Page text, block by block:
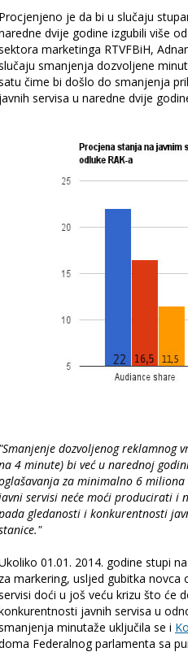
Procjenjeno je da bi u slučaju
dvije godine izgubili više
marketinga RTVFBiH,
smanjenja dozvoljene
čime bi došlo do smanjenja
javnih servisa u naredne dvije
"Smanjenje dozvoljenog reklamnog
4 minute) bi već u narednoj
za minimalno 6
servisi neće moći producirati i
gledanosti i konkurentnosti
01.01. 2014. godine stupi
za markering, usljed gubitka novca
doći u još veću krizu što će
javnih servisa u
minutaže uključila se i
Federalnog parlamenta sa